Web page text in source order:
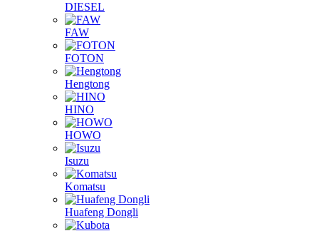
DIESEL
FAW
FOTON
Hengtong
HINO
HOWO
Isuzu
Komatsu
Huafeng Dongli